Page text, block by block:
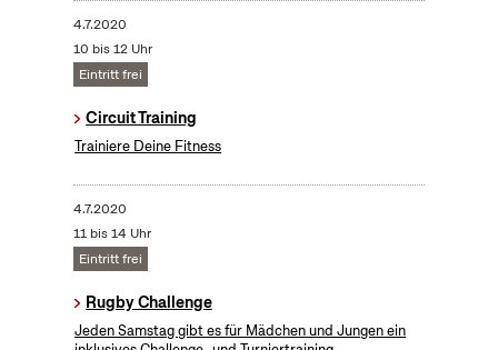
4.7.2020
10 bis 12 Uhr
Eintritt frei
Circuit Training
Trainiere Deine Fitness
4.7.2020
11 bis 14 Uhr
Eintritt frei
Rugby Challenge
Jeden Samstag gibt es für Mädchen und Jungen ein